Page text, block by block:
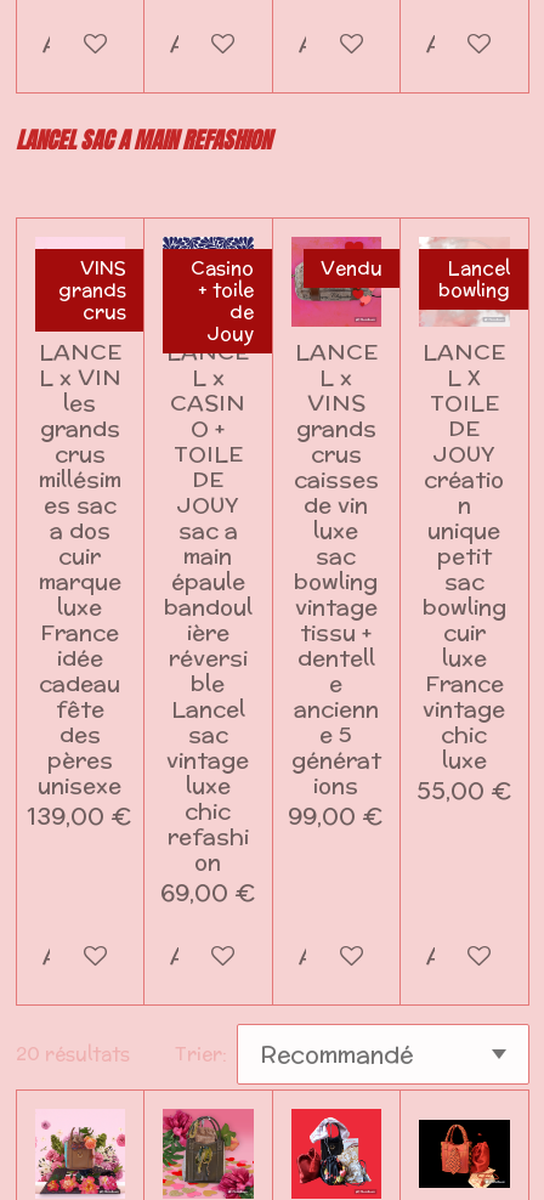
Ajouter au panierAjouter au panierAjouter au panier
Ajouter
LANCEL SAC A MAIN REFASHION
VINS
grands
crus
LANCE
L x VIN
les
grands
crus
millésim
es sac
a dos
cuir
marque
luxe
France
idée
cadeau
fête
des
pères
unisexe
139,00 €
Ajouter au panier
Casino
+ toile
de
Jouy
LANCE
L x
CASIN
O +
TOILE
DE
JOUY
sac a
main
épaule
bandoul
ière
réversi
ble
Lancel
sac
vintage
luxe
chic
refashi
on
69,00 €
Ajouter au panier
Vendu
LANCE
L x
VINS
grands
crus
caisses
de vin
luxe
sac
bowling
vintage
tissu +
dentell
e
ancienn
e 5
générat
ions
99,00 €
Ajouter au panier
Lancel
bowling
LANCE
L X
TOILE
DE
JOUY
créatio
n
unique
petit
sac
bowling
cuir
luxe
France
vintage
chic
luxe
55,00 €
Ajouter
20 résultats Trier: